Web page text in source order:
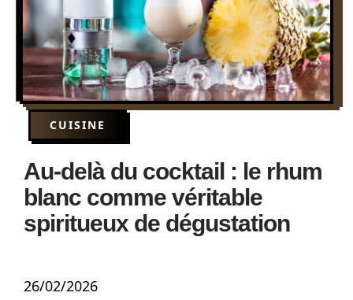
CUISINE
Au-delà du cocktail : le rhum
blanc comme véritable
spiritueux de dégustation
26/02/2026